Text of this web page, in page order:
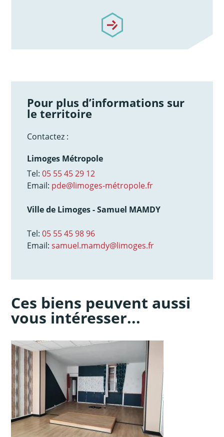
/notre-accompagnement
Pour plus d’informations sur
le territoire
Contactez :
Limoges Métropole
Tel:05 55 45 29 12
Email: pde@limoges-métropole.fr
Ville de Limoges - Samuel MAMDY
Tel:05 55 45 98 96
Email:samuel.mamdy@limoges.fr
Ces biens peuvent aussi
vous intéresser...